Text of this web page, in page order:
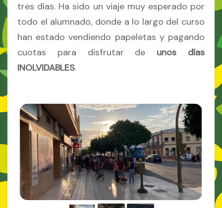
tres días. Ha sido un viaje muy esperado por
todo el alumnado, donde a lo largo del curso
han estado vendiendo papeletas y pagando
cuotas para disfrutar de unos días
INOLVIDABLES.